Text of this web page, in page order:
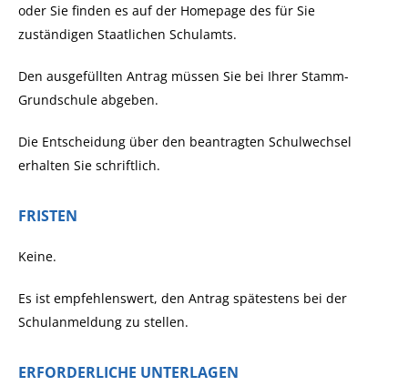
oder Sie finden es auf der Homepage des für Sie
zuständigen Staatlichen Schulamts.
Den ausgefüllten Antrag müssen Sie bei Ihrer Stamm-
Grundschule abgeben.
Die Entscheidung über den beantragten Schulwechsel
erhalten Sie schriftlich.
FRISTEN
Keine.
Es ist empfehlenswert, den Antrag spätestens bei der
Schulanmeldung zu stellen.
ERFORDERLICHE UNTERLAGEN